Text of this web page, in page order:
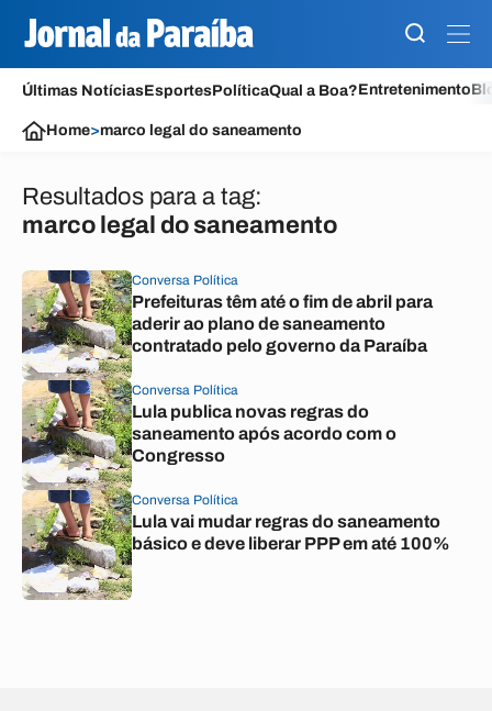
Últimas NotíciasEsportesPolíticaQual a Boa?Entretenimento
Home>marco legal do saneamento
Resultados para a tag:
marco legal do saneamento
Conversa Política
Prefeituras têm até o fim de abril para
aderir ao plano de saneamento
contratado pelo governo da Paraíba
Conversa Política
Lula publica novas regras do
saneamento após acordo com o
Congresso
Conversa Política
Lula vai mudar regras do saneamento
básico e deve liberar PPP em até 100%